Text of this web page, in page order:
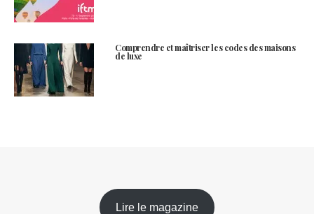
Comprendre et maîtriser les codes des maisons
de luxe
Lire le magazine